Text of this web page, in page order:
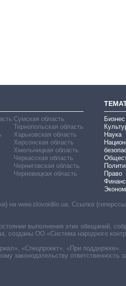
Сумская область
Тернопольская область
Харьковская область
Херсонская область
Хмельницкая область
Черкасская область
Черниговская область
Черновицкая область
Бизнес
Наука
Право
на www.slovoidilo.ua. Ссылка
выполнения этих обещаний,
ОО «Система народного
«Спецпроект», «При поддержке».
законодательству ответственность